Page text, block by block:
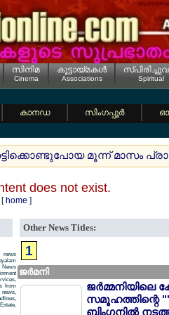
സിനിമ
Cinema
കൂട്ടായ്മകള്‍
Associations Spiritual
കാനഡ സിംഗപ്പൂര്‍
മൂന്ന് മാസം
does not exist.
[ home ]
news
News
from
news,
Other News Titles:
1
ജര്‍മനി
ജര്‍മ്മനിയിലെ
സമൂഹത്തിന്റെ
ബിംഗനില്‍